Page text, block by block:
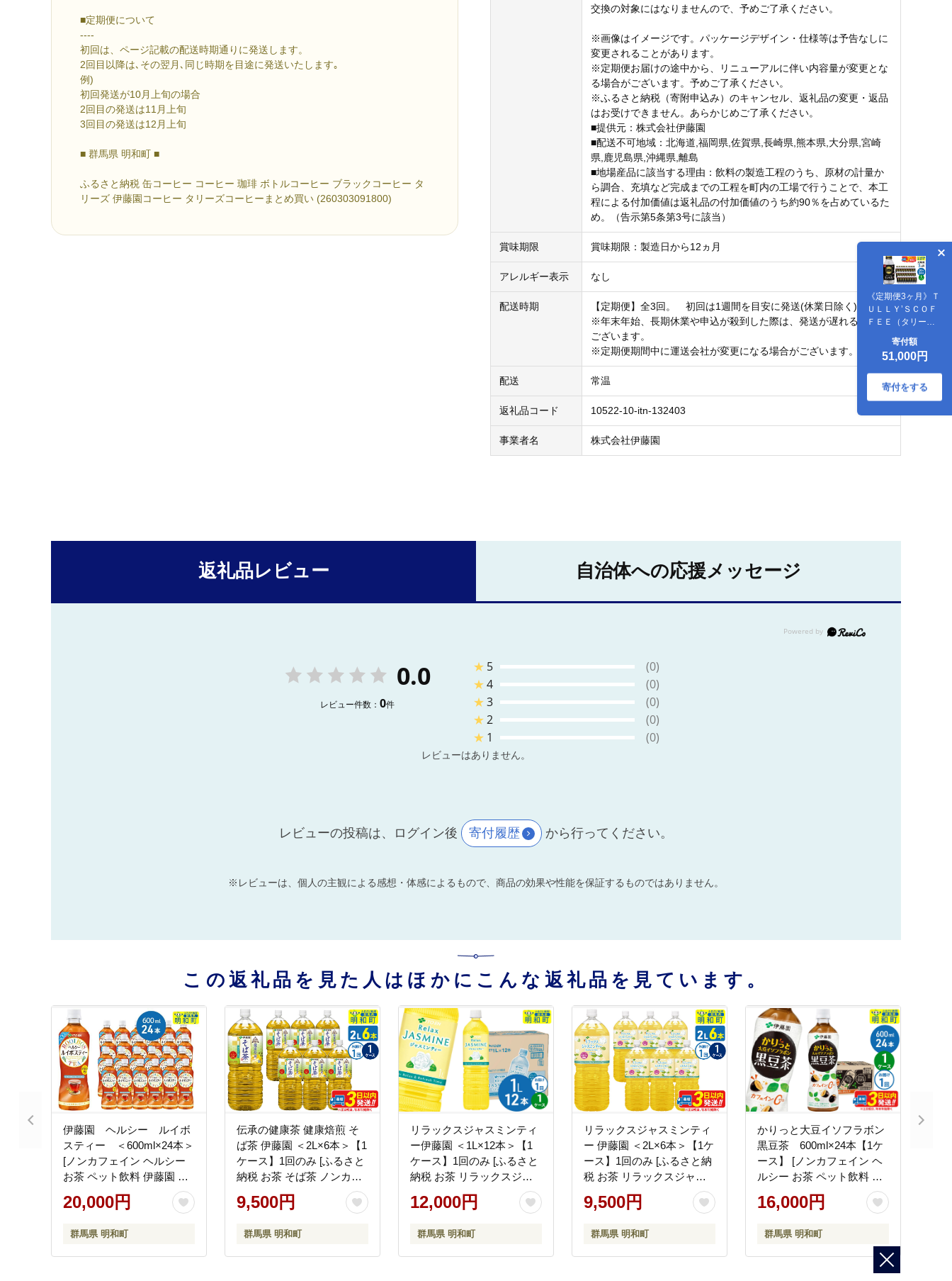
■定期便について
----
初回は、ページ記載の配送時期通りに発送します。
2回目以降は､その翌月､同じ時期を目途に発送いたします｡
例)
初回発送が10月上旬の場合
2回目の発送は11月上旬
3回目の発送は12月上旬
■ 群馬県 明和町 ■
ふるさと納税 缶コーヒー コーヒー 珈琲 ボトルコーヒー ブラックコーヒー タ
リーズ 伊藤園コーヒー タリーズコーヒーまとめ買い (260303091800)
《定期便3ヶ月》Ｔ
ＵＬＬＹ’ＳＣＯＦ
ＦＥＥ（タリーズ
ＩＳＴＡ’ＳＢＬＡ
ＣＫ（バリスタズ
ブラック）【ホッ
ト＆コールド兼
用】390ml×24缶
ーヒー コーヒー 珈
寄付額
51,000円
寄付をする
交換の対象にはなりませんので、予めご了承ください。
※画像はイメージです。パッケージデザイン・仕様等は予告なしに
変更されることがあります。
※定期便お届けの途中から、リニューアルに伴い内容量が変更とな
る場合がございます。予めご了承ください。
※ふるさと納税（寄附申込み）のキャンセル、返礼品の変更・返品
はお受けできません。あらかじめご了承ください。
■提供元：株式会社伊藤園
■配送不可地域：北海道,福岡県,佐賀県,長崎県,熊本県,大分県,宮崎
県,鹿児島県,沖縄県,離島
■地場産品に該当する理由：飲料の製造工程のうち、原材の計量か
ら調合、充填など完成までの工程を町内の工場で行うことで、本工
程による付加価値は返礼品の付加価値のうち約90％を占めているた
め。（告示第5条第3号に該当）
賞味期限 賞味期限：製造日から12ヵ月
アレルギー表示 なし
配送時期
【定期便】全3回。 初回は1週間を目安に発送(休業日除く)
※年末年始、長期休業や申込が殺到した際は、発送が遅れる場合が
ございます。
※定期便期間中に運送会社が変更になる場合がございます。
配送 常温
返礼品コード 10522-10-itn-132403
事業者名 株式会社伊藤園
返礼品レビュー 自治体への応援メッセージ
0.0
レビュー件数： 0件
★ 5
(0)
★4
(0)
★3
(0)
★2
(0)
★ 1 (0)
レビューはありません。
レビューの投稿は、ログイン後 寄付履歴 から行ってください。
※レビューは、個人の主観による感想・体感によるもので、商品の効果や性能を保証するものではありません。
この返礼品を見た人はほかにこんな返礼品を見ています。
伊藤園 ヘルシー ルイボ
スティー ＜600ml×24本＞
[ノンカフェイン ヘルシー
お茶 ペット飲料 伊藤園 ま
とめ買い 箱買い]
20,000円
群馬県 明和町
伝承の健康茶 健康焙煎 そ
ば茶 伊藤園 ＜2L×6本＞【1
ケース】1回のみ [ふるさと
納税 お茶 そば茶 ノンカフ
ェイン ペットボトル 国産
まとめ買い 伊藤園]
9,500円
群馬県 明和町
リラックスジャスミンティ
ー伊藤園 ＜1L×12本＞【1
ケース】1回のみ [ふるさと
納税 お茶 リラックスジャ
スミンティー ペットボトル
国産 伊藤園]
12,000円
群馬県 明和町
リラックスジャスミンティ
ー 伊藤園 ＜2L×6本＞【1ケ
ース】1回のみ [ふるさと納
税 お茶 リラックスジャス
ミンティー ペットボトル
国産 まとめ買い 伊藤園]
9,500円
群馬県 明和町
かりっと大豆イソフラボン
黒豆茶 600ml×24本【1ケ
ース】 [ノンカフェイン ヘ
ルシー お茶 ペット飲料 伊
藤園 まとめ買い 箱買い]
16,000円
群馬県 明和町